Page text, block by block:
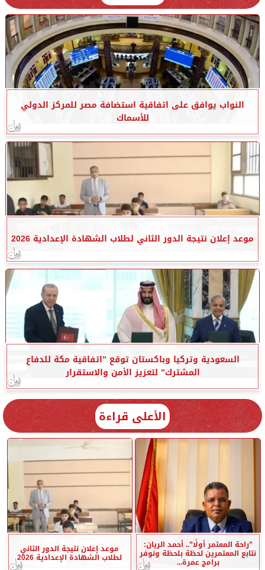
النواب يوافق على اتفاقية استضافة مصر للمركز الدولي
للأسماك
موعد إعلان نتيجة الدور الثاني لطلاب الشهادة الإعدادية 2026
السعودية وتركيا وباكستان توقع ”اتفاقية مكة للدفاع
المشترك” لتعزيز الأمن والاستقرار
الأعلى قراءة
”راحة المعتمر أولًا”.. أحمد الريان:
نتابع المعتمرين لحظة بلحظة ونوفر
برامج عمرة...
موعد إعلان نتيجة الدور الثاني
لطلاب الشهادة الإعدادية 2026